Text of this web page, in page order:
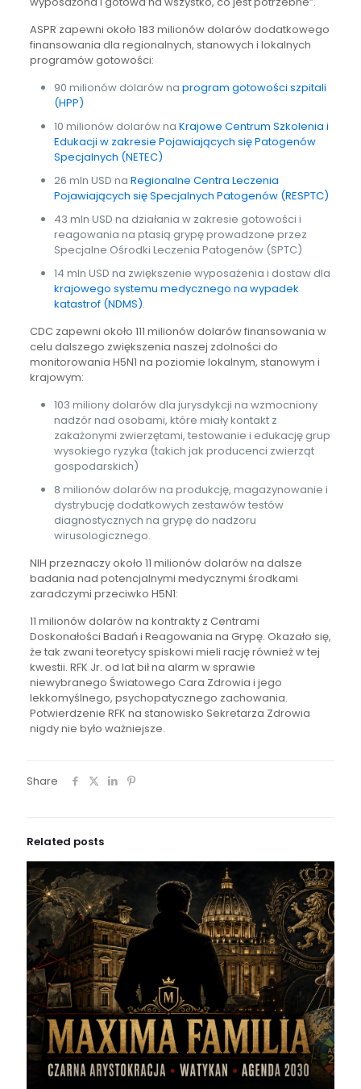
ASPR zapewni około 183 milionów dolarów dodatkowego
finansowania dla regionalnych, stanowych i lokalnych
programów gotowości:
90 milionów dolarów na program gotowości szpitali
(HPP)
10 milionów dolarów na Krajowe Centrum Szkolenia i
Edukacji w zakresie Pojawiających się Patogenów
Specjalnych (NETEC)
26 mln USD na Regionalne Centra Leczenia
Pojawiających się Specjalnych Patogenów (RESPTC)
43 mln USD na działania w zakresie gotowości i
reagowania na ptasią grypę prowadzone przez
Specjalne Ośrodki Leczenia Patogenów (SPTC)
14 mln USD na zwiększenie wyposażenia i dostaw dla
krajowego systemu medycznego na wypadek
katastrof (NDMS).
CDC zapewni około 111 milionów dolarów finansowania w
celu dalszego zwiększenia naszej zdolności do
monitorowania H5N1 na poziomie lokalnym, stanowym i
krajowym:
103 miliony dolarów dla jurysdykcji na wzmocniony
nadzór nad osobami, które miały kontakt z
zakażonymi zwierzętami, testowanie i edukację grup
wysokiego ryzyka (takich jak producenci zwierząt
gospodarskich)
8 milionów dolarów na produkcję, magazynowanie i
dystrybucję dodatkowych zestawów testów
diagnostycznych na grypę do nadzoru
wirusologicznego.
NIH przeznaczy około 11 milionów dolarów na dalsze
badania nad potencjalnymi medycznymi środkami
zaradczymi przeciwko H5N1:
11 milionów dolarów na kontrakty z Centrami
Doskonałości Badań i Reagowania na Grypę. Okazało się,
że tak zwani teoretycy spiskowi mieli rację również w tej
kwestii. RFK Jr. od lat bił na alarm w sprawie
niewybranego Światowego Cara Zdrowia i jego
lekkomyślnego, psychopatycznego zachowania.
Potwierdzenie RFK na stanowisko Sekretarza Zdrowia
nigdy nie było ważniejsze.
Share
Related posts